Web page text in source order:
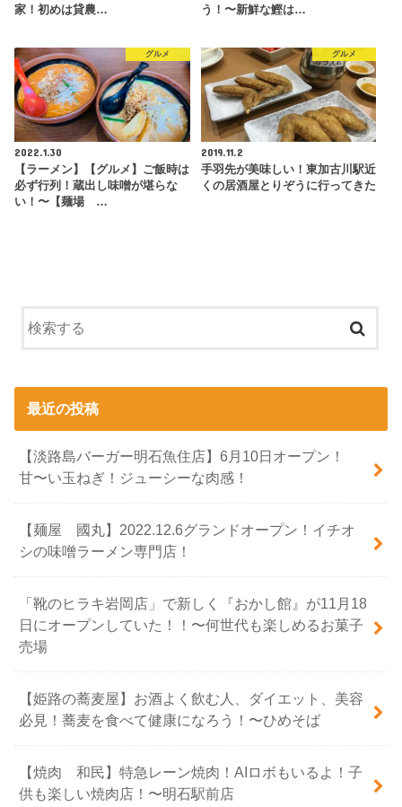
家！初めは貸農…
う！〜新鮮な鰹は…
グルメ
2022.1.30
【ラーメン】【グルメ】ご飯時は
必ず行列！蔵出し味噌が堪らな
い！〜【麺場 …
グルメ
2019.11.2
手羽先が美味しい！東加古川駅近
くの居酒屋とりぞうに行ってきた
最近の投稿
【淡路島バーガー明石魚住店】6月10日オープン！
甘〜い玉ねぎ！ジューシーな肉感！
【麺屋 國丸】2022.12.6グランドオープン！イチオ
シの味噌ラーメン専門店！
「靴のヒラキ岩岡店」で新しく『おかし館』が11月18
日にオープンしていた！！〜何世代も楽しめるお菓子
売場
【姫路の蕎麦屋】お酒よく飲む人、ダイエット、美容
必見！蕎麦を食べて健康になろう！〜ひめそば
【焼肉 和民】特急レーン焼肉！AIロボもいるよ！子
供も楽しい焼肉店！〜明石駅前店